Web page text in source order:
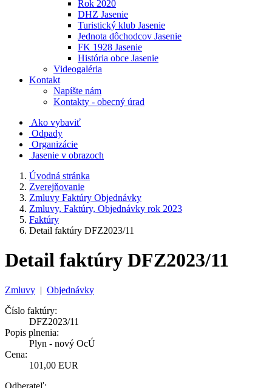
Rok 2020
DHZ Jasenie
Turistický klub Jasenie
Jednota dôchodcov Jasenie
FK 1928 Jasenie
História obce Jasenie
Videogaléria
Kontakt
Napíšte nám
Kontakty - obecný úrad
Ako vybaviť
Odpady
Organizácie
Jasenie v obrazoch
Úvodná stránka
Zverejňovanie
Zmluvy Faktúry Objednávky
Zmluvy, Faktúry, Objednávky rok 2023
Faktúry
Detail faktúry DFZ2023/11
Detail faktúry DFZ2023/11
Zmluvy | Objednávky
Číslo faktúry:
DFZ2023/11
Popis plnenia:
Plyn - nový OcÚ
Cena:
101,00 EUR
Odberateľ: